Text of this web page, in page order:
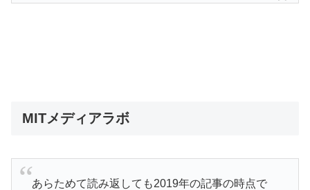
MITメディアラボ
あらためて読み返しても2019年の記事の時点で